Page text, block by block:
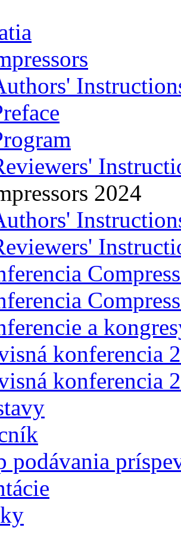
2024
a
konferencia
konferencia
podávania